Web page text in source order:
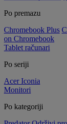
Po premazu
Chromebook Plus
on Chromebook
Tablet računari
Po seriji
Acer Iconia
Monitori
Po kategoriji